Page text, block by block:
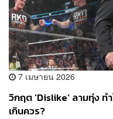
7 เมษายน 2026
วิกฤต ‘Dislike’ ลามทุ่ง
เกินควร?